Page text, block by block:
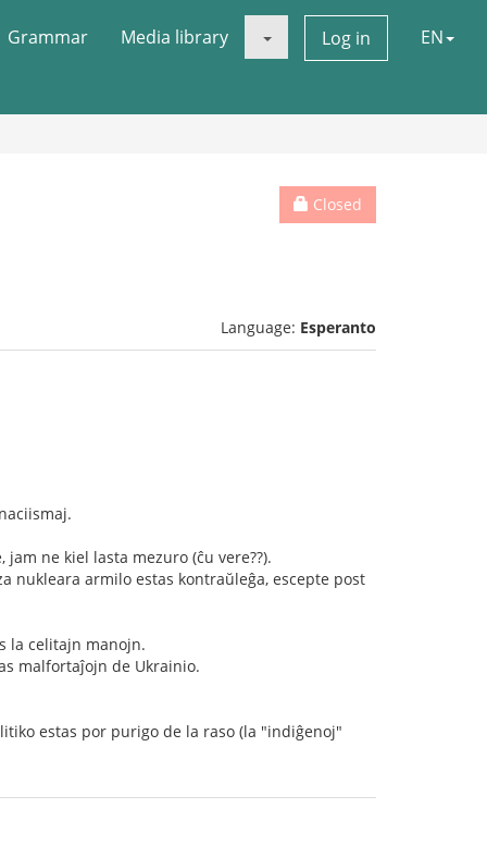
Grammar Media library Log in EN
Closed
Language: Esperanto
ne kiel lasta mezuro (ĉu vere??).
nukleara armilo estas kontraŭleĝa, escepte post
la celitajn manojn.
malfortaĵojn de Ukrainio.
estas por purigo de la raso (la "indiĝenoj"